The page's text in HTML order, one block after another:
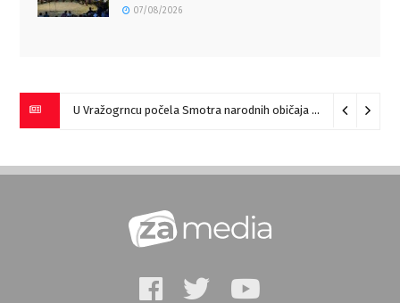
07/08/2026
U Vražogrncu počela Smotra narodnih običaja „Vražogrnački točak“